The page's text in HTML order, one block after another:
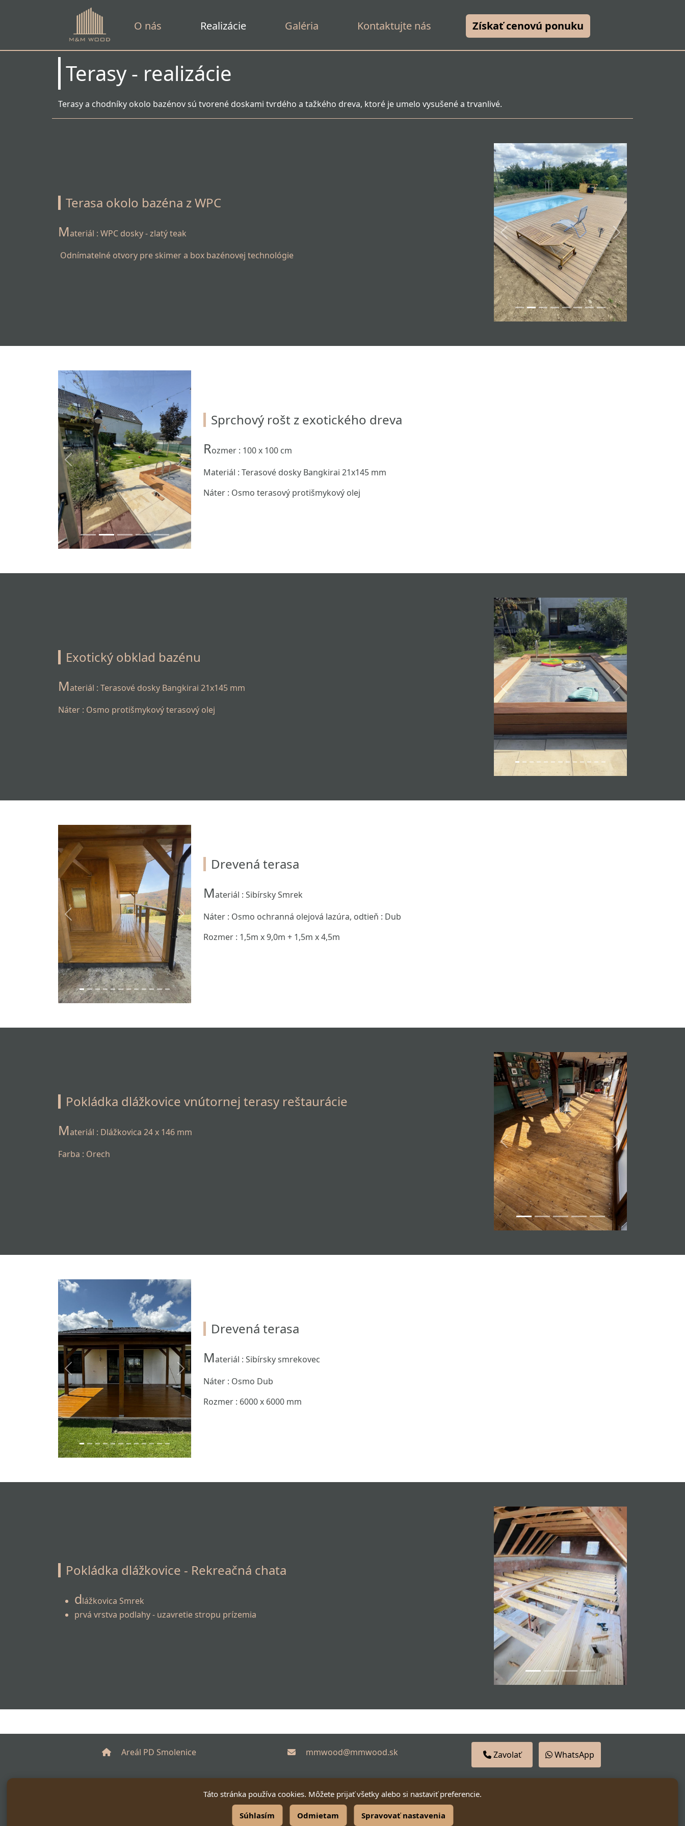
Táto stránka používa cookies. Môžete prijať všetky alebo si nastaviť preferencie.
Súhlasím Odmietam Spravovať nastavenia
O nás Realizácie Galéria Kontaktujte nás Získať cenovú ponuku
Terasy - realizácie
Terasy a chodníky okolo bazénov sú tvorené doskami tvrdého a tažkého dreva, ktoré je umelo vysušené a trvanlivé.
Terasa okolo bazéna z WPC
Materiál : WPC dosky - zlatý teak
Odnímatelné otvory pre skimer a box bazénovej technológie
Previous Next
Previous Next
Sprchový rošt z exotického dreva
Rozmer : 100 x 100 cm
Materiál : Terasové dosky Bangkirai 21x145 mm
Náter : Osmo terasový protišmykový olej
Exotický obklad bazénu
Materiál : Terasové dosky Bangkirai 21x145 mm
Náter : Osmo protišmykový terasový olej
Previous Next
Previous Next
Drevená terasa
Materiál : Sibírsky Smrek
Náter : Osmo ochranná olejová lazúra, odtieň : Dub
Rozmer : 1,5m x 9,0m + 1,5m x 4,5m
Pokládka dlážkovice vnútornej terasy reštaurácie
Materiál : Dlážkovica 24 x 146 mm
Farba : Orech
Previous Next
Previous Next
Drevená terasa
Materiál : Sibírsky smrekovec
Náter : Osmo Dub
Rozmer : 6000 x 6000 mm
Pokládka dlážkovice - Rekreačná chata
dlážkovica Smrek
prvá vrstva podlahy - uzavretie stropu prízemia
Previous Next
Areál PD Smolenice mmwood@mmwood.sk Zavolať WhatsApp